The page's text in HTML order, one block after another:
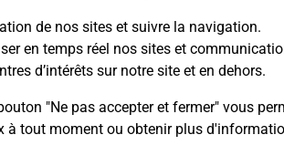
de nos sites et suivre la navigation.
en temps réel nos sites et
d’intérêts sur notre site et en dehors.
"Ne pas accepter et fermer" vous
à tout moment ou obtenir plus